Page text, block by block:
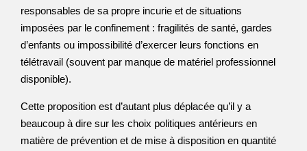
responsables de sa propre incurie et de situations
imposées par le confinement : fragilités de santé, gardes
d’enfants ou impossibilité d’exercer leurs fonctions en
télétravail (souvent par manque de matériel professionnel
disponible).
Cette proposition est d’autant plus déplacée qu’il y a
beaucoup à dire sur les choix politiques antérieurs en
matière de prévention et de mise à disposition en quantité